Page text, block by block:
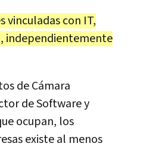
vinculadas con IT,
independientemente
de Cámara
de Software y
ocupan, los
existe al menos